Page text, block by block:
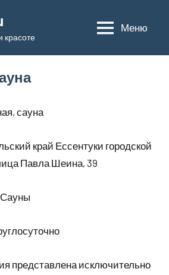
красоте
Меню
сауна
край Ессентуки городской
Павла Шеина, 39
представлена исключительно